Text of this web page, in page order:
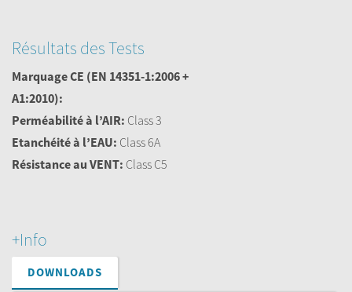
Résultats des Tests
Marquage CE (EN 14351-1:2006 +
A1:2010):
Perméabilité à l’AIR: Class 3
Etanchéité à l’EAU: Class 6A
Résistance au VENT: Class C5
+Info
DOWNLOADS